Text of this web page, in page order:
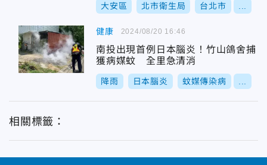
大安區 北市衛生局 台北市
健康
南投出現首例日本腦炎！竹山鴿舍捕
獲病媒蚊 全里急清消
降雨 日本腦炎 蚊媒傳染病
2024/08/20 16:46
相關標籤：